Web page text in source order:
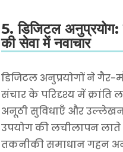
5. डिजिटल अनुप्रयोग:
की सेवा में नवाचार
डिजिटल अनुप्रयोगों ने गैर-
संचार के परिदृश्य में क्रांति
अनूठी सुविधाएँ और
उपयोग की लचीलापन लाते
तकनीकी समाधान गहन